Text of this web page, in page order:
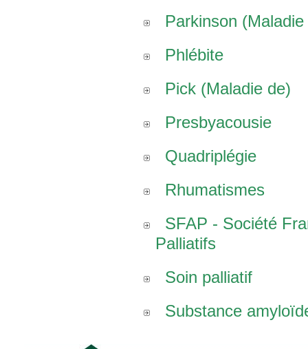
Parkinson (Maladie
Phlébite
Pick (Maladie de)
Presbyacousie
Quadriplégie
Rhumatismes
SFAP - Société
Palliatifs
Soin palliatif
Substance